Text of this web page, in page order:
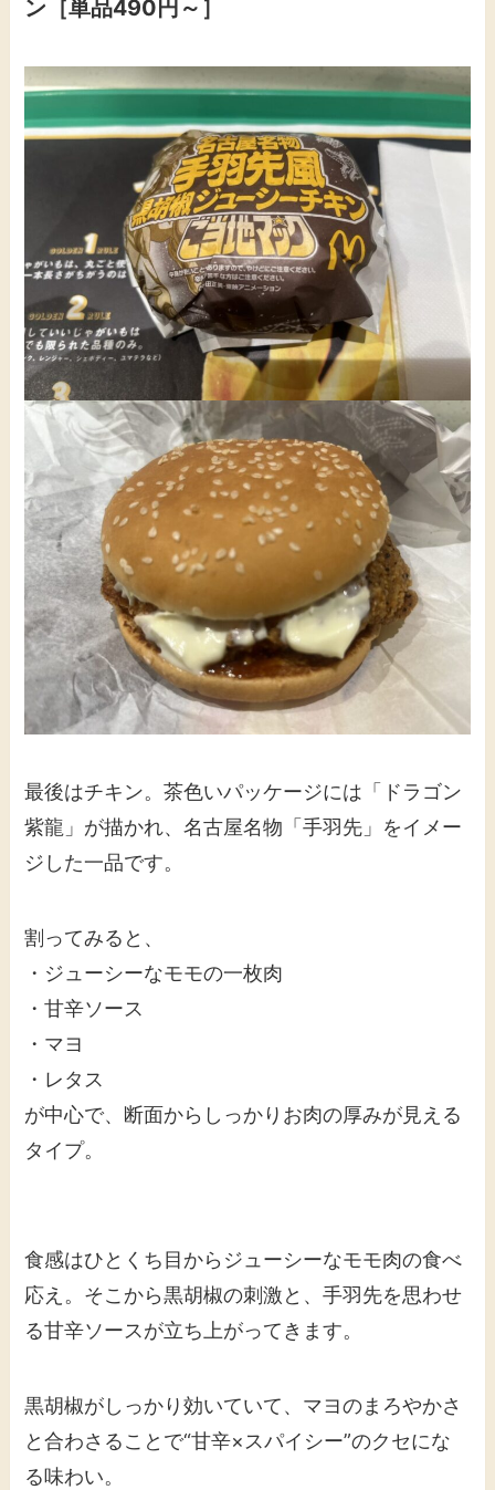
ン［単品490円～］
最後はチキン。茶色いパッケージには「ドラゴン
紫龍」が描かれ、名古屋名物「手羽先」をイメー
ジした一品です。
割ってみると、
・ジューシーなモモの一枚肉
・甘辛ソース
・マヨ
・レタス
が中心で、断面からしっかりお肉の厚みが見える
タイプ。
食感はひとくち目からジューシーなモモ肉の食べ
応え。そこから黒胡椒の刺激と、手羽先を思わせ
る甘辛ソースが立ち上がってきます。
黒胡椒がしっかり効いていて、マヨのまろやかさ
と合わさることで“甘辛×スパイシー”のクセにな
る味わい。